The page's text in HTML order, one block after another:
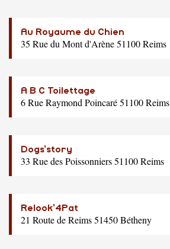
Au Royaume du Chien
35 Rue du Mont d'Arène 51100 Reims
A B C Toilettage
6 Rue Raymond Poincaré 51100 Reims
Dogs'story
33 Rue des Poissonniers 51100 Reims
Relook'4Pat
21 Route de Reims 51450 Bétheny